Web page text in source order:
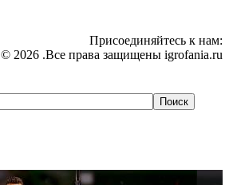
Присоединяйтесь к нам:
© 2026 .Все права защищены igrofania.ru